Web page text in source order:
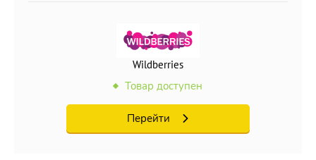
Wildberries
Товар доступен
Перейти